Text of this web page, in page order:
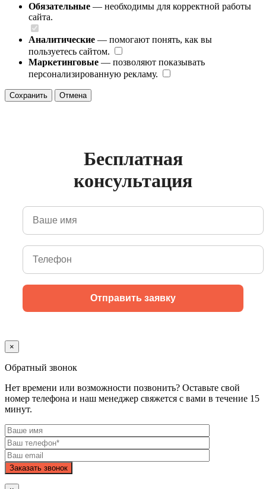
Обязательные — необходимы для корректной работы
сайта.
Аналитические — помогают понять, как вы
пользуетесь сайтом.
Маркетинговые — позволяют показывать
персонализированную рекламу.
Сохранить Отмена
Бесплатная
консультация
×
Обратный звонок
Нет времени или возможности позвонить? Оставьте свой
номер телефона и наш менеджер свяжется с вами в течение 15
минут.